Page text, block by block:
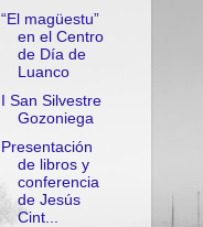
“El magüestu”
en el Centro
de Día de
Luanco
I San Silvestre
Gozoniega
Presentación
de libros y
conferencia
de Jesús
Cint...